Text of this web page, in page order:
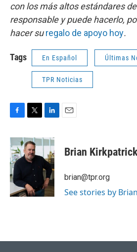
con los más altos estándares
responsable y puede hacerlo,
hacer suregalo de apoyo hoy.
Tags En Español Últimas
TPR Noticias
F
c
e
b
o
o
k
T
i
t
t
e
L
n
k
e
d
I
n
E
Brian Kirkpatrick
brian@tpr.org
See stories by